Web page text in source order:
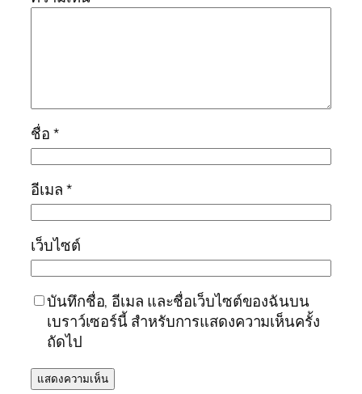
ชื่อ*
อีเมล*
เว็บไซต์
บันทึกชื่อ, อีเมล และชื่อเว็บไซต์ของฉันบน
เบราว์เซอร์นี้ สำหรับการแสดงความเห็นครั้ง
ถัดไป